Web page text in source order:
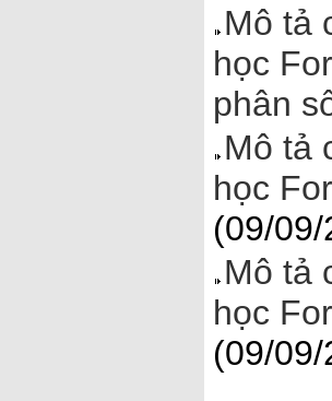
Mô tả
học
phân
Mô tả
học
(09/
Mô tả
học
(09/